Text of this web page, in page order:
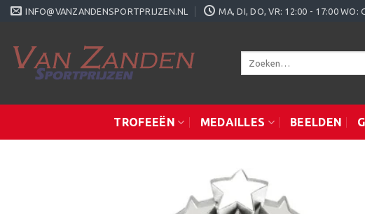
Ga
INFO@VANZANDENSPORTPRIJZEN.NL MA, DI, DO, VR: 12:00 - 17:00 WO:
Zoeken
TROFEEËN MEDAILLES BEELDEN